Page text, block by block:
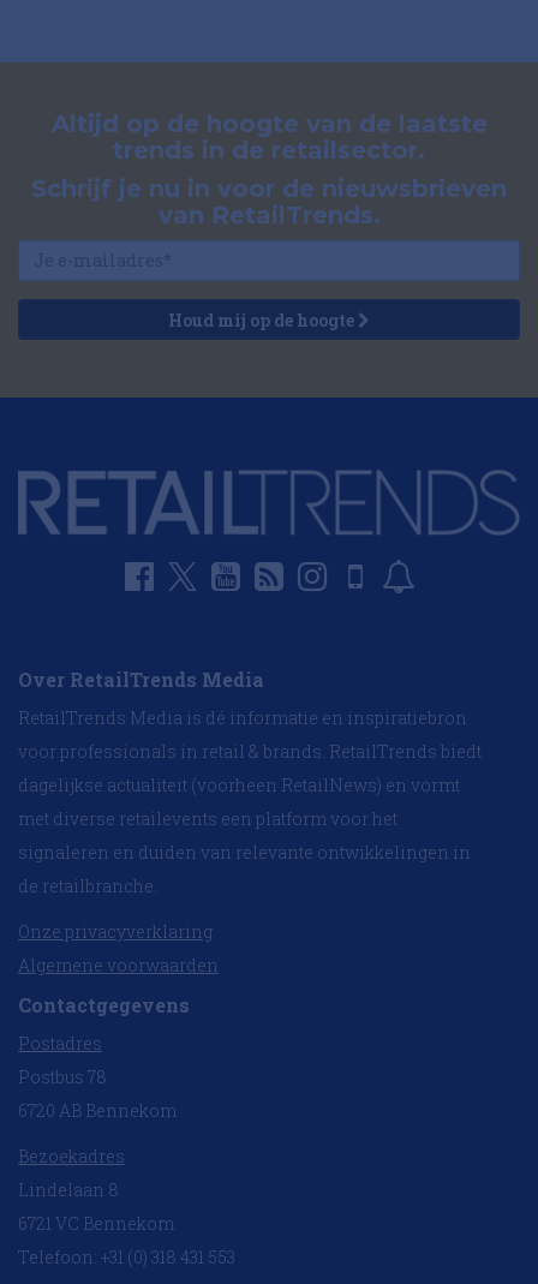
Altijd op de hoogte van de laatste
trends in de retailsector.
Schrijf je nu in voor de nieuwsbrieven
van RetailTrends.
Houd mij op de hoogte
Over RetailTrends Media
RetailTrends Media is dé informatie en inspiratiebron
voor professionals in retail & brands. RetailTrends biedt
dagelijkse actualiteit (voorheen RetailNews) en vormt
met diverse retailevents een platform voor het
signaleren en duiden van relevante ontwikkelingen in
de retailbranche.
Onze privacyverklaring
Algemene voorwaarden
Contactgegevens
Postadres
Postbus 78
6720 AB Bennekom
Bezoekadres
Lindelaan 8
6721 VC Bennekom
Telefoon: +31 (0) 318 431 553